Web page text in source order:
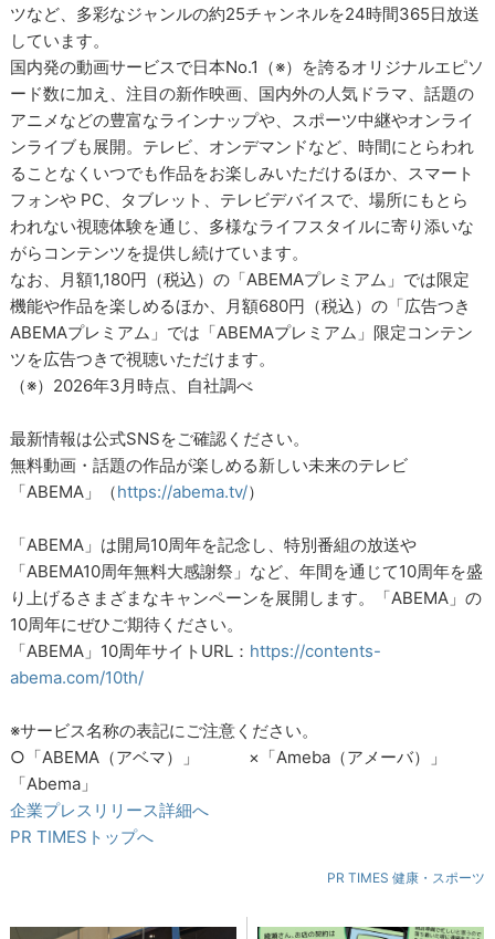
ツなど、多彩なジャンルの約25チャンネルを24時間365日放送
しています。
国内発の動画サービスで日本No.1（※）を誇るオリジナルエピソ
ード数に加え、注目の新作映画、国内外の人気ドラマ、話題の
アニメなどの豊富なラインナップや、スポーツ中継やオンライ
ンライブも展開。テレビ、オンデマンドなど、時間にとらわれ
ることなくいつでも作品をお楽しみいただけるほか、スマート
フォンや PC、タブレット、テレビデバイスで、場所にもとら
われない視聴体験を通じ、多様なライフスタイルに寄り添いな
がらコンテンツを提供し続けています。
なお、月額1,180円（税込）の「ABEMAプレミアム」では限定
機能や作品を楽しめるほか、月額680円（税込）の「広告つき
ABEMAプレミアム」では「ABEMAプレミアム」限定コンテン
ツを広告つきで視聴いただけます。
（※）2026年3月時点、自社調べ
最新情報は公式SNSをご確認ください。
無料動画・話題の作品が楽しめる新しい未来のテレビ
「ABEMA」（https://abema.tv/）
「ABEMA」は開局10周年を記念し、特別番組の放送や
「ABEMA10周年無料大感謝祭」など、年間を通じて10周年を盛
り上げるさまざまなキャンペーンを展開します。「ABEMA」の
10周年にぜひご期待ください。
「ABEMA」10周年サイトURL： https://contents-
abema.com/10th/
※サービス名称の表記にご注意ください。
○「ABEMA（アベマ）」 ×「Ameba（アメーバ）」
「Abema」
企業プレスリリース詳細へ
PR TIMESトップへ
PR TIMES 健康・スポーツ